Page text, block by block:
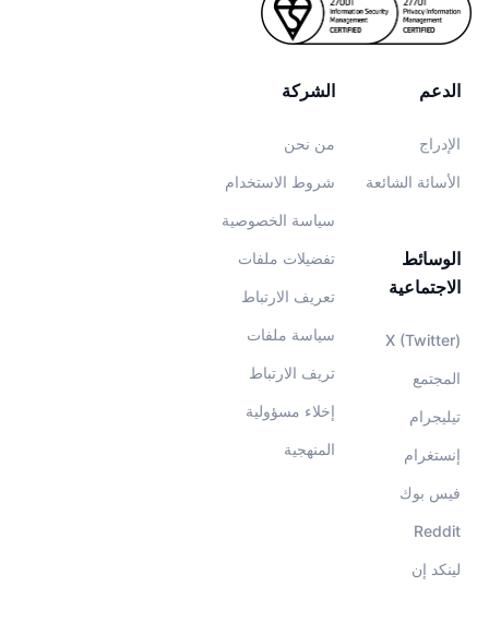
الشركة
من نحن
شروط الاستخدام
سياسة الخصوصية
تفضيلات ملفات
تعريف الارتباط
سياسة ملفات
تريف الارتباط
إخلاء مسؤولية
المنهجية
الدعم
الإدراج
الأسائة الشائعة
الوسائط
الاجتماعية
X (Twitter)
المجتمع
تيليجرام
إنستغرام
فيس بوك
Reddit
لينكد إن